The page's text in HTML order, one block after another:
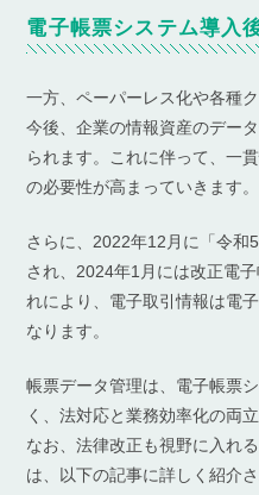
電子帳票システム導入
一方、ペーパーレス化や各種
今後、企業の情報資産のデー
られます。これに伴って、一
の必要性が高まっていきます。
さらに、2022年12月に「令和
され、2024年1月には改正電
れにより、電子取引情報は電
なります。
帳票データ管理は、電子帳票
く、法対応と業務効率化の両
なお、法律改正も視野に入れ
は、以下の記事に詳しく紹介さ